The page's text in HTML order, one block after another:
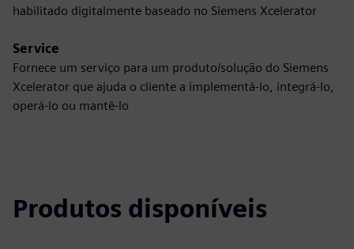
habilitado digitalmente baseado no Siemens Xcelerator
Service
Fornece um serviço para um produto/solução do Siemens
Xcelerator que ajuda o cliente a implementá-lo, integrá-lo,
operá-lo ou mantê-lo
Produtos disponíveis